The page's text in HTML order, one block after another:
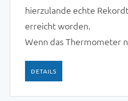
hierzulande echte
erreicht worden.
Wenn das Thermometer
DETAILS